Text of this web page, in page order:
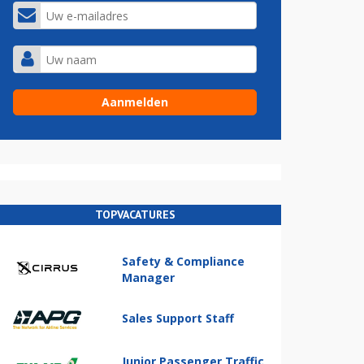
TOPVACATURES
Safety & Compliance
Manager
Sales Support Staff